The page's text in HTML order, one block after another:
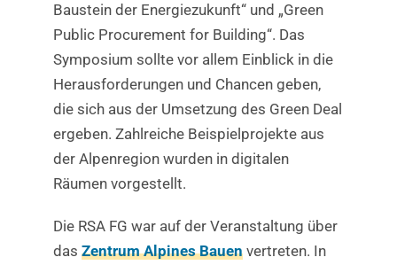
Baustein der Energiezukunft“ und „Green
Public Procurement for Building“. Das
Symposium sollte vor allem Einblick in die
Herausforderungen und Chancen geben,
die sich aus der Umsetzung des Green Deal
ergeben. Zahlreiche Beispielprojekte aus
der Alpenregion wurden in digitalen
Räumen vorgestellt.
Die RSA FG war auf der Veranstaltung über
das Zentrum Alpines Bauenvertreten. In